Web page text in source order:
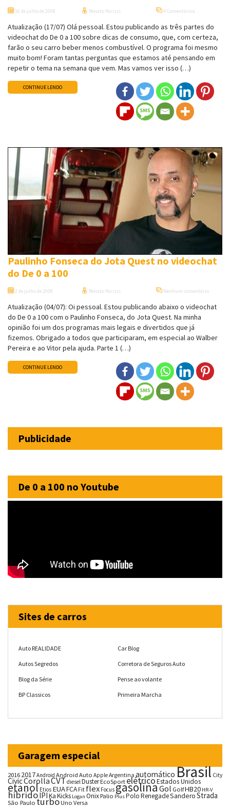
16 de julho de 2008 Renato Parizzi 4 Comentários
Atualização (17/07) Olá pessoal. Estou publicando as três partes do
videochat do De 0 a 100 sobre dicas de consumo, que, com certeza,
farão o seu carro beber menos combustível. O programa foi mesmo
muito bom! Foram tantas perguntas que estamos até pensando em
repetir o tema na semana que vem. Mas vamos ver isso (…)
CONTINUE LENDO
Paulinho Fonseca do Jota Quest no videochat
do De 0 a 100
2 de julho de 2008 Renato Parizzi Nenhum comentário
Atualização (04/07): Oi pessoal. Estou publicando abaixo o videochat
do De 0 a 100 com o Paulinho Fonseca, do Jota Quest. Na minha
opinião foi um dos programas mais legais e divertidos que já
fizemos. Obrigado a todos que participaram, em especial ao Walber
Pereira e ao Vitor pela ajuda. Parte 1 (…)
CONTINUE LENDO
Publicidade
De 0 a 100 no Youtube
Sites de carros
Auto REALIDADE
Autos Segredos
Blog da Série
BP Classicos
Car Blog
Corretora de Seguros Auto
Pense ao volante
Primeira Marcha
Garagem especial
20162017Android Android Auto AppleArgentina automáticoBrasil City
CivicCorollaCVTdiesel DusterEcoSportelétricoEstados Unidos
etanol Etios EUAFCA Fit flex FocusgasolinaGol GolfHB20 HR-V
híbridoIPIKaKicks Logan OnixPalio PlusPoloRenegadeSanderoStrada
São Paulo turboUno Versa